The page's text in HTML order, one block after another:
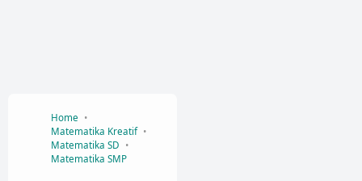
Home
Matematika Kreatif
Matematika SD
Matematika SMP